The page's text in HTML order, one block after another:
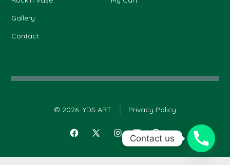
Gallery
Contact
© 2026 YDS ART Privacy Policy
Open
Facebook
Open
X
Open
Instagram
Open
LinkedIn
Open
Pinterest
Contact us